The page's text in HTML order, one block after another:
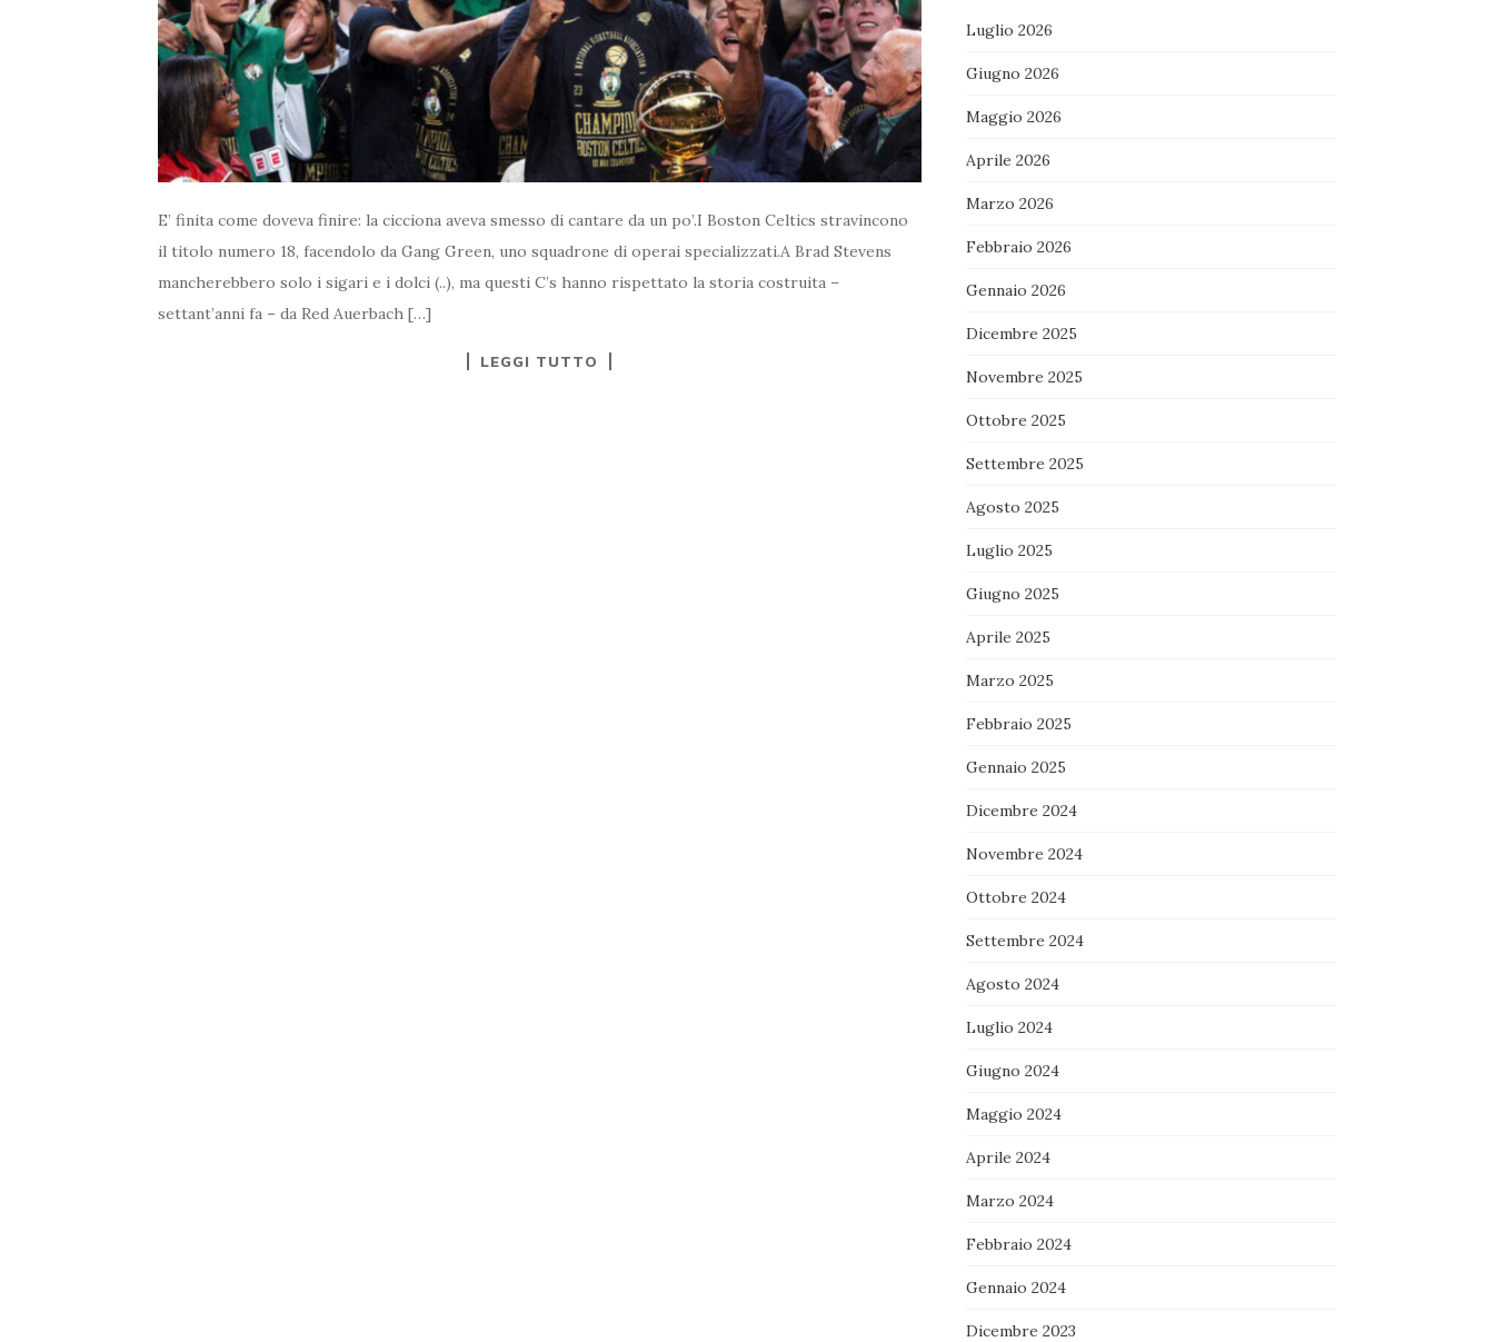
E’ finita come doveva finire: la cicciona aveva smesso di cantare da un po’.I Boston Celtics stravincono
il titolo numero 18, facendolo da Gang Green, uno squadrone di operai specializzati.A Brad Stevens
mancherebbero solo i sigari e i dolci (..), ma questi C’s hanno rispettato la storia costruita –
settant’anni fa – da Red Auerbach […]
LEGGI TUTTO
Luglio 2026
Giugno 2026
Maggio 2026
Aprile 2026
Marzo 2026
Febbraio 2026
Gennaio 2026
Dicembre 2025
Novembre 2025
Ottobre 2025
Settembre 2025
Agosto 2025
Luglio 2025
Giugno 2025
Aprile 2025
Marzo 2025
Febbraio 2025
Gennaio 2025
Dicembre 2024
Novembre 2024
Ottobre 2024
Settembre 2024
Agosto 2024
Luglio 2024
Giugno 2024
Maggio 2024
Aprile 2024
Marzo 2024
Febbraio 2024
Gennaio 2024
Dicembre 2023